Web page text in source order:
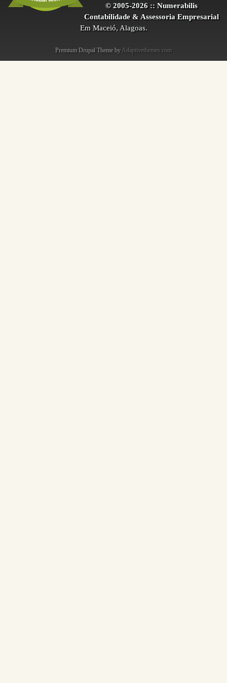
© 2005-2026 :: Numerabilis
Contabilidade & Assessoria Empresarial
Em Maceió, Alagoas.
Premium Drupal Theme by Adaptivethemes.com